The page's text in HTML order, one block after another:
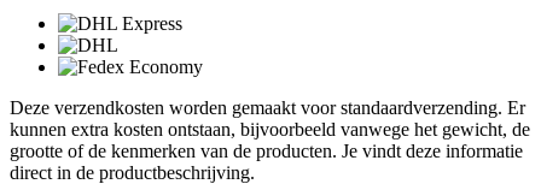
Deze verzendkosten worden gemaakt voor standaardverzending. Er
kunnen extra kosten ontstaan, bijvoorbeeld vanwege het gewicht, de
grootte of de kenmerken van de producten. Je vindt deze informatie
direct in de productbeschrijving.